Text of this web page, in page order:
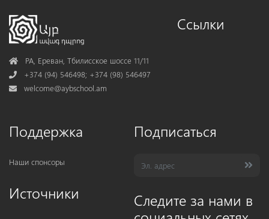
AddressРА, Ереван, Тбилисское шоссе 11/11
Phone+374 (94) 546498; +374 (98) 546497
Mail
welcome@aybschool.am
Ссылки
Поддержка
Наши спонсоры
Источники
Подписаться
Следите за нами в